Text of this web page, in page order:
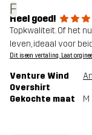
F
Heel goed!
Topkwaliteit. Of het
leven, ideaal voor
Dit is een vertaling. Laat
Venture Wind
Overshirt
Gekochte maat M